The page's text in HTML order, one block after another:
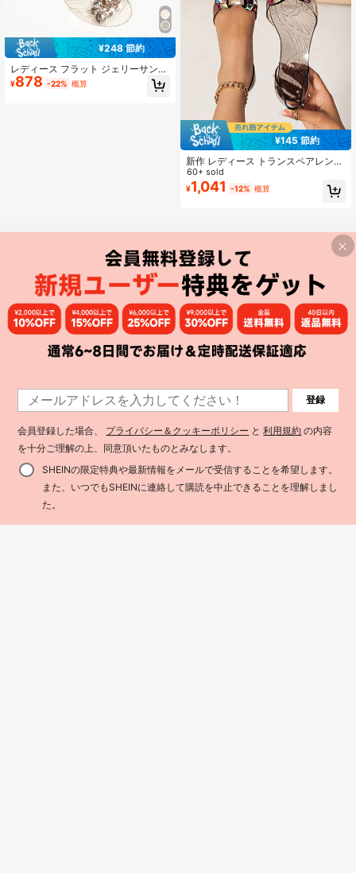
¥248 節約
レディース フラット ジェリーサンダ
ル グリッター花柄 ピープトゥ 夏用
シューズ
¥878 -22% 概算
¥145 節約
新作 レディース トランスペアレント
ジェリー スクエアバックル カラフル
なラインストーン ピープトウ スリッ
ポン フラットサンダル、春夏のアウ
60+ sold
¥1,041 -12% 概算
登録
会員登録した場合、 プライバシー＆クッキーポリシー と利用規約 の内容
を十分ご理解の上、同意頂いたものとみなします。
SHEINの限定特典や最新情報をメールで受信することを希望します。
また、いつでもSHEINに連絡して購読を中止できることを理解しまし
た。